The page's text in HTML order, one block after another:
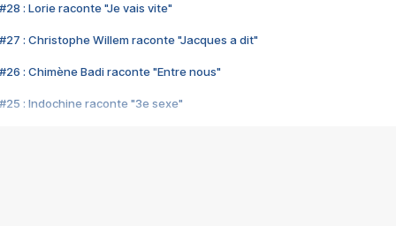
#28 : Lorie raconte "Je vais vite"
#27 : Christophe Willem raconte "Jacques a dit"
#26 : Chimène Badi raconte "Entre nous"
#25 : Indochine raconte "3e sexe"